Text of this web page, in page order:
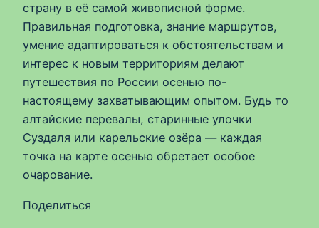
страну в её самой живописной форме.
Правильная подготовка, знание маршрутов,
умение адаптироваться к обстоятельствам и
интерес к новым территориям делают
путешествия по России осенью по-
настоящему захватывающим опытом. Будь то
алтайские перевалы, старинные улочки
Суздаля или карельские озёра — каждая
точка на карте осенью обретает особое
очарование.
Поделиться